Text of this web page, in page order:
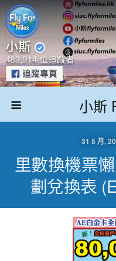
小斯
31 5 月,
里數換機票
劃兌換表